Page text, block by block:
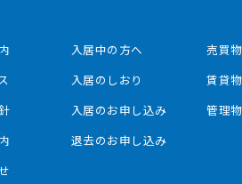
⼊居中の⽅へ
⼊居のしおり
⼊居のお申し込み
退去のお申し込み
売買
賃貸
管理